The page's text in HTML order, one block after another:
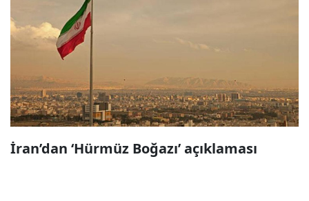
İran’dan ‘Hürmüz Boğazı’ açıklaması